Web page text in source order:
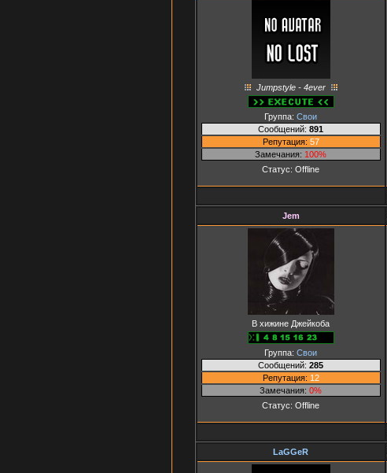
Jumpstyle - 4ever
Группа: Свои
Сообщений: 891
Репутация: 57
Замечания: 100%
Статус: Offline
Jem
В хижине Джейкоба
Группа: Свои
Сообщений: 285
Репутация: 12
Замечания: 0%
Статус: Offline
LaGGeR